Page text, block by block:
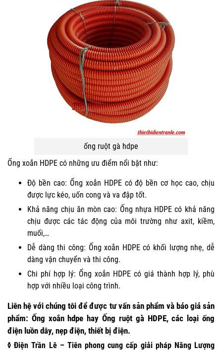
ống ruột gà hdpe
Ống xoắn HDPE có những ưu điểm nổi bật như:
Độ bền cao: Ống xoắn HDPE có độ bền cơ học cao, chịu
được lực kéo, uốn cong và va đập tốt.
Khả năng chịu ăn mòn cao: Ống nhựa HDPE có khả năng
chịu được các tác động của môi trường như axit, kiềm,
muối,…
Dễ dàng thi công: Ống xoắn HDPE có khối lượng nhẹ, dễ
dàng vận chuyển và thi công.
Chi phí hợp lý: Ống xoắn HDPE có giá thành hợp lý, phù
hợp với nhiều loại công trình.
Liên hệ vớichúng tôi để được tư vấn sản phẩm và báo giá sản
phẩm: Ống xoắn hdpe hay Ống ruột gà HDPE, các loại ống
điện luồn dây, nẹp điện, thiết bị điện.
◊ Điện Trần Lê – Tiên phong cung cấp giải pháp Năng Lượng